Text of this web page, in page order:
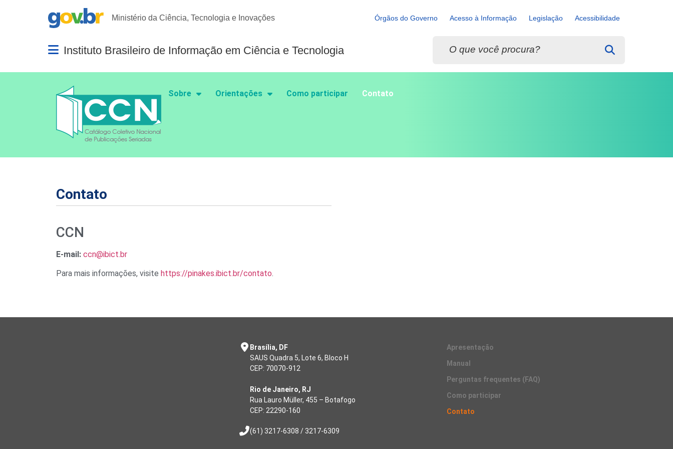
Portal Gov.br Ministério da Ciência, Tecnologia e Inovações Órgãos do Governo Acesso à Informação Legislação Acessibilidade
Abrir menu principal de navegação
Instituto Brasileiro de Informação em Ciência e Tecnologia
Sobre Orientações Como participar Contato
Contato
CCN
E-mail: ccn@ibict.br
Para mais informações, visite https://pinakes.ibict.br/contato.
Brasília, DF
SAUS Quadra 5, Lote 6, Bloco H
CEP: 70070-912
Rio de Janeiro, RJ
Rua Lauro Müller, 455 – Botafogo
CEP: 22290-160
(61) 3217-6308 / 3217-6309
Apresentação
Manual
Perguntas frequentes (FAQ)
Como participar
Contato